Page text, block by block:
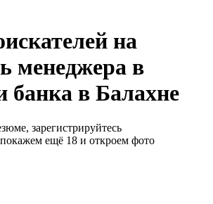
на
менеджера в
банка в Балахне
зарегистрируйтесь
ещё 18 и откроем фото